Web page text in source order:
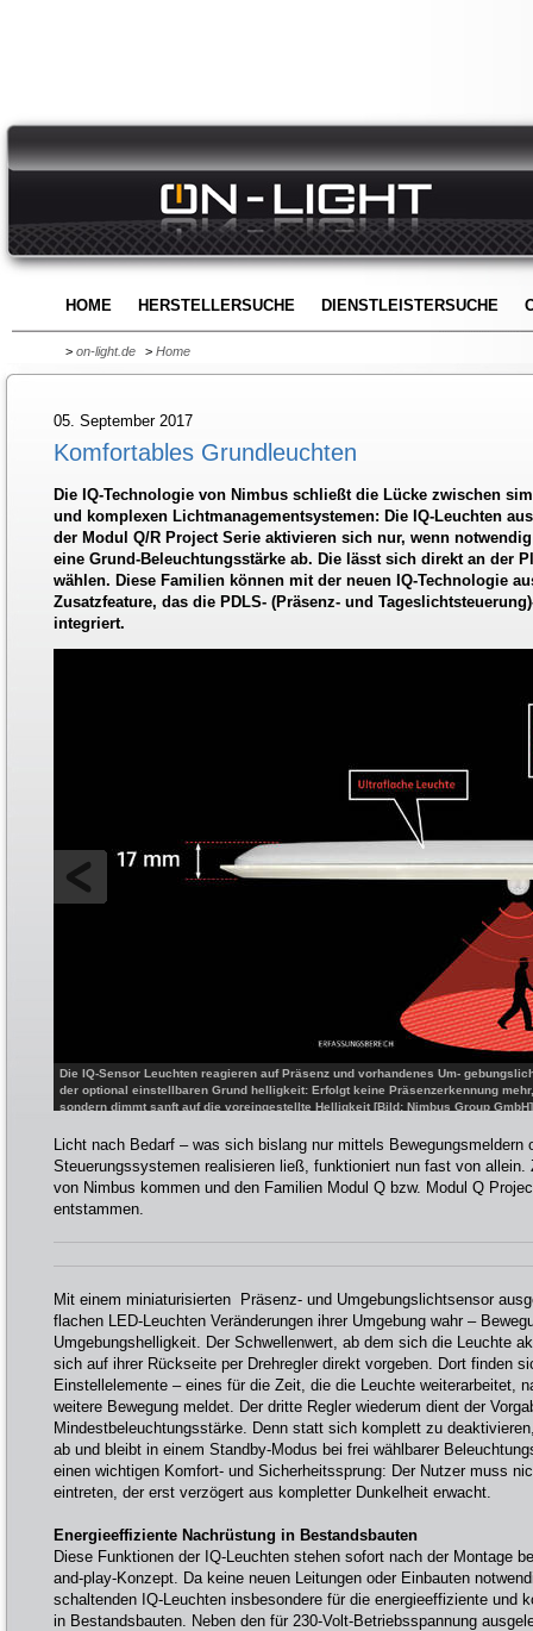
HOME HERSTELLERSUCHE DIENSTLEISTERSUCHE
> on-light.de > Home
05. September 2017
Komfortables Grundleuchten
Die IQ-Technologie von Nimbus schließt die Lücke zwischen
und komplexen Lichtmanagementsystemen: Die IQ-Leuchten
der Modul Q/R Project Serie aktivieren sich nur, wenn
eine Grund-Beleuchtungsstärke ab. Die lässt sich direkt an der
wählen. Diese Familien können mit der neuen IQ-Technologie
Zusatzfeature, das die PDLS- (Präsenz- und
integriert.
Die IQ-Sensor Leuchten reagieren auf Präsenz und vorhandenes Um-
der optional einstellbaren Grund helligkeit: Erfolgt keine Präsenzerkennung
sondern dimmt sanft auf die voreingestellte Helligkeit [Bild: Nimbus Group GmbH]
Licht nach Bedarf – was sich bislang nur mittels Bewegungsmeldern
Steuerungssystemen realisieren ließ, funktioniert nun fast von allein.
von Nimbus kommen und den Familien Modul Q bzw. Modul Q
entstammen.
Mit einem miniaturisierten Präsenz- und Umgebungslichtsensor
flachen LED-Leuchten Veränderungen ihrer Umgebung wahr –
Umgebungshelligkeit. Der Schwellenwert, ab dem sich die Leuchte
sich auf ihrer Rückseite per Drehregler direkt vorgeben. Dort finden
Einstellelemente – eines für die Zeit, die die Leuchte weiterarbeitet,
weitere Bewegung meldet. Der dritte Regler wiederum dient der
Mindestbeleuchtungsstärke. Denn statt sich komplett zu
ab und bleibt in einem Standby-Modus bei frei wählbarer
einen wichtigen Komfort- und Sicherheitssprung: Der Nutzer muss
eintreten, der erst verzögert aus kompletter Dunkelheit erwacht.
Energieeffiziente Nachrüstung in Bestandsbauten
Diese Funktionen der IQ-Leuchten stehen sofort nach der Montage
and-play-Konzept. Da keine neuen Leitungen oder Einbauten
schaltenden IQ-Leuchten insbesondere für die energieeffiziente und
in Bestandsbauten. Neben den für 230-Volt-Betriebsspannung